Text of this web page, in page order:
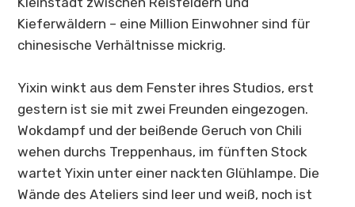
Kieferwäldern – eine Million Einwohner sind für
chinesische Verhältnisse mickrig.
Yixin winkt aus dem Fenster ihres Studios, erst
gestern ist sie mit zwei Freunden eingezogen.
Wokdampf und der beißende Geruch von Chili
wehen durchs Treppenhaus, im fünften Stock
wartet Yixin unter einer nackten Glühlampe. Die
Wände des Ateliers sind leer und weiß, noch ist